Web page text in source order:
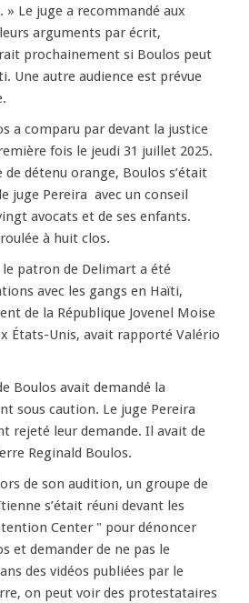
Le juge a recommandé aux
arguments par écrit,
prochainement si Boulos peut
Une autre audience est prévue
a comparu par devant la justice
fois le jeudi 31 juillet 2025.
détenu orange, Boulos s’était
juge Pereira avec un conseil
avocats et de ses enfants.
à huit clos.
patron de Delimart a été
avec les gangs en Haïti,
de la République Jovenel Moise
États-Unis, avait rapporté Valério
Boulos avait demandé la
sous caution. Le juge Pereira
rejeté leur demande. Il avait de
Reginald Boulos.
de son audition, un groupe de
s’était réuni devant les
Center " pour dénoncer
et demander de ne pas le
des vidéos publiées par le
on peut voir des protestataires